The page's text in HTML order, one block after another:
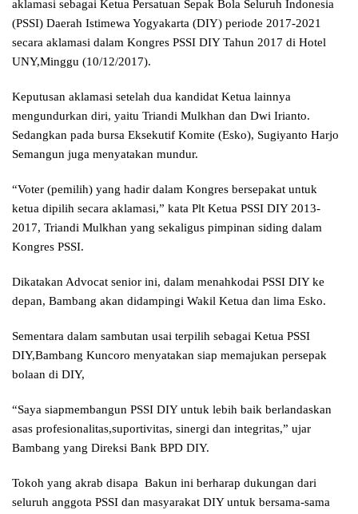
aklamasi sebagai Ketua Persatuan Sepak Bola Seluruh Indonesia
(PSSI) Daerah Istimewa Yogyakarta (DIY) periode 2017-2021
secara aklamasi dalam Kongres PSSI DIY Tahun 2017 di Hotel
UNY,Minggu (10/12/2017).
Keputusan aklamasi setelah dua kandidat Ketua lainnya
mengundurkan diri, yaitu Triandi Mulkhan dan Dwi Irianto.
Sedangkan pada bursa Eksekutif Komite (Esko), Sugiyanto Harjo
Semangun juga menyatakan mundur.
“Voter (pemilih) yang hadir dalam Kongres bersepakat untuk
ketua dipilih secara aklamasi,” kata Plt Ketua PSSI DIY 2013-
2017, Triandi Mulkhan yang sekaligus pimpinan siding dalam
Kongres PSSI.
Dikatakan Advocat senior ini, dalam menahkodai PSSI DIY ke
depan, Bambang akan didampingi Wakil Ketua dan lima Esko.
Sementara dalam sambutan usai terpilih sebagai Ketua PSSI
DIY,Bambang Kuncoro menyatakan siap memajukan persepak
bolaan di DIY,
“Saya siapmembangun PSSI DIY untuk lebih baik berlandaskan
asas profesionalitas,suportivitas, sinergi dan integritas,” ujar
Bambang yang Direksi Bank BPD DIY.
Tokoh yang akrab disapa Bakun ini berharap dukungan dari
seluruh anggota PSSI dan masyarakat DIY untuk bersama-sama